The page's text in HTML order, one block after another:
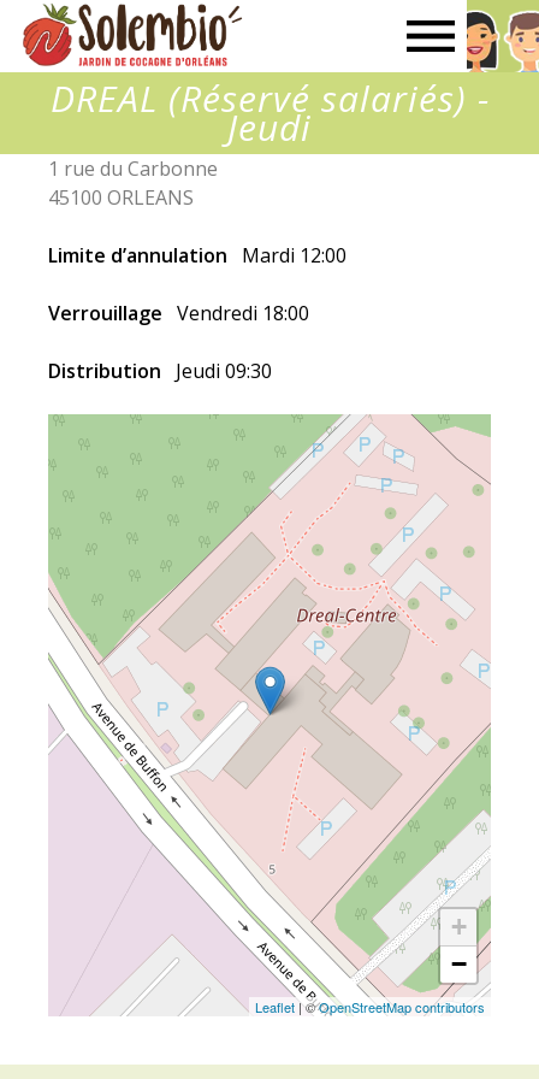
DREAL (Réservé salariés) -
Jeudi
1 rue du Carbonne
45100 ORLEANS
Limite d’annulation Mardi 12:00
Verrouillage Vendredi 18:00
Distribution Jeudi 09:30
+
−
Leaflet | ©OpenStreetMap contributors